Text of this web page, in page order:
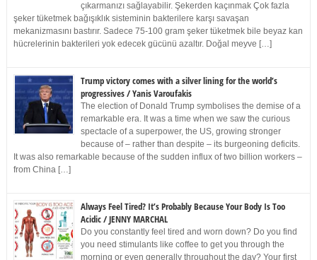
çıkarmanızı sağlayabilir. Şekerden kaçınmak Çok fazla
şeker tüketmek bağışıklık sisteminin bakterilere karşı savaşan
mekanizmasını bastırır. Sadece 75-100 gram şeker tüketmek bile beyaz kan
hücrelerinin bakterileri yok edecek gücünü azaltır. Doğal meyve […]
Trump victory comes with a silver lining for the world’s
progressives / Yanis Varoufakis
The election of Donald Trump symbolises the demise of a
remarkable era. It was a time when we saw the curious
spectacle of a superpower, the US, growing stronger
because of – rather than despite – its burgeoning deficits.
It was also remarkable because of the sudden influx of two billion workers –
from China […]
Always Feel Tired? It’s Probably Because Your Body Is Too
Acidic / JENNY MARCHAL
Do you constantly feel tired and worn down? Do you find
you need stimulants like coffee to get you through the
morning or even generally throughout the day? Your first